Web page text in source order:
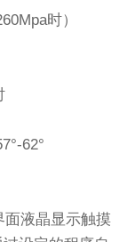
时）
62°
面液晶显示触摸